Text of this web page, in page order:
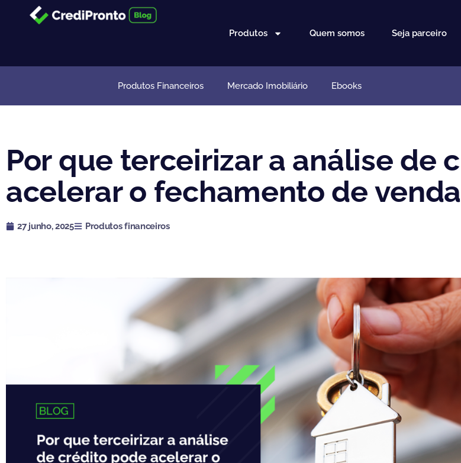
Produtos Quem somos Seja parceiro
Produtos Financeiros Mercado Imobiliário Ebooks
Por que terceirizar a análise de
acelerar o fechamento de
27 junho, 2025 Produtos financeiros